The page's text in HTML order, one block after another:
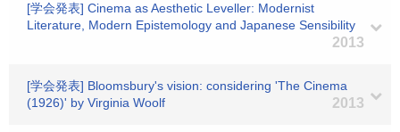
[学会発表] Cinema as Aesthetic Leveller: Modernist
Literature, Modern Epistemology and Japanese Sensibility
2013
[学会発表] Bloomsbury's vision: considering 'The Cinema
(1926)' by Virginia Woolf
2013